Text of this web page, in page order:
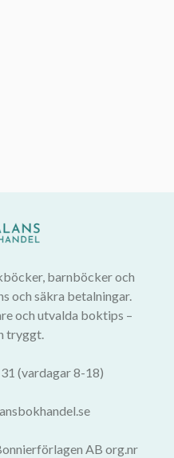
barnböcker och
och säkra betalningar.
och utvalda boktips –
tryggt.
(vardagar 8-18)
AB org.nr